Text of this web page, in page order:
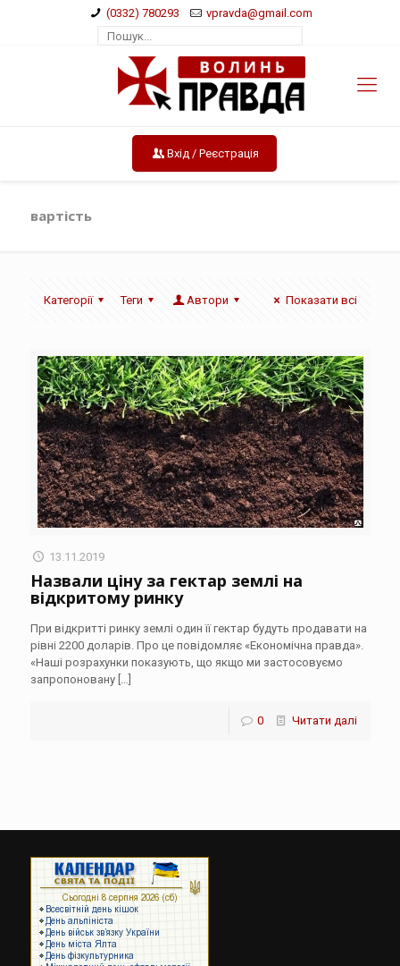
(0332) 780293 vpravda@gmail.com
Вхід / Реєстрація
вартість
Категорії Теги Автори Показати всі
13.11.2019
Назвали ціну за гектар землі на
відкритому ринку
При відкритті ринку землі один її гектар будуть продавати на
рівні 2200 доларів. Про це повідомляє «Економічна правда».
«Наші розрахунки показують, що якщо ми застосовуємо
запропоновану[…]
0 Читати далі